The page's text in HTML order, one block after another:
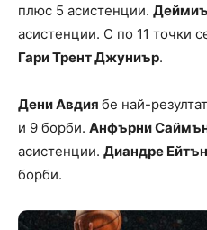
плюс 5 асистенции.
асистенции. С по 11 точки
Гари Трент Джуниър.
Дени Авдия бе най-
и 9 борби. Анфърни
асистенции. Диандре Ейтън
борби.